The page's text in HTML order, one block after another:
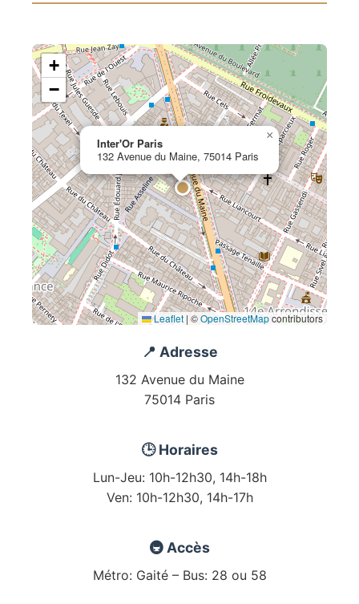
Inter'Or Paris
132 Avenue du Maine, 75014 Paris
×
+
−
Leaflet | ©OpenStreetMapcontributors
📍 Adresse
132 Avenue du Maine
75014 Paris
🕒 Horaires
Lun-Jeu: 10h-12h30, 14h-18h
Ven: 10h-12h30, 14h-17h
🚇 Accès
Métro: Gaité – Bus: 28 ou 58